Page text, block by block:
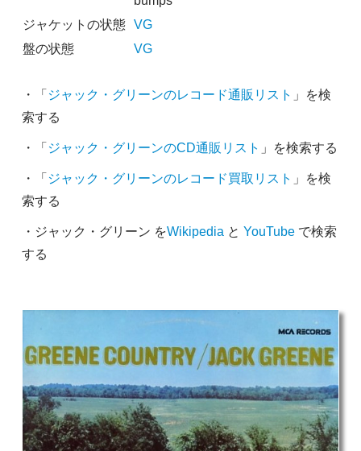
ジャケットの状態 VG
盤の状態
VG
・「 ジャック・グリーンのレコード通販リスト 」を検
索する
・「 ジャック・グリーンのCD通販リスト 」を検索する
・「 ジャック・グリーンのレコード買取リスト 」を検
索する
・ジャック・グリーン をWikipedia と YouTubeで検索
する